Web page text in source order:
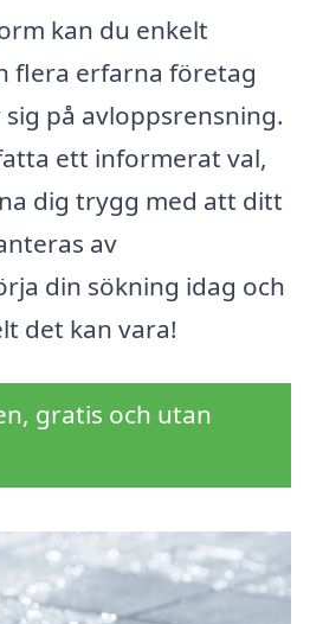
kan du enkelt
flera erfarna företag
på avloppsrensning.
ett informerat val,
dig trygg med att ditt
av
din sökning idag och
det kan vara!
gratis och utan